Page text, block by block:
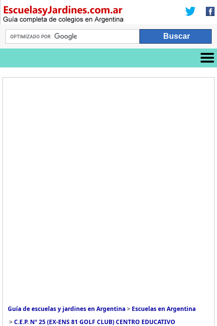
Guía de escuelas y jardines en Argentina> Escuelas en Argentina
>C.E.P. Nº 25 (EX-ENS 81 GOLF CLUB) CENTRO EDUCATIVO